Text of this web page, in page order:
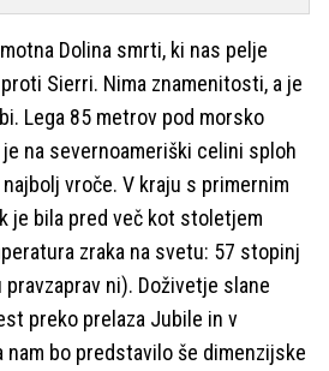
Dolina smrti, ki nas pelje
Sierri. Nima znamenitosti, a je
Lega 85 metrov pod morsko
na severnoameriški celini sploh
vroče. V kraju s primernim
je bila pred več kot stoletjem
zraka na svetu: 57 stopinj
ni). Doživetje slane
preko prelaza Jubile in v
nam bo predstavilo še dimenzijske